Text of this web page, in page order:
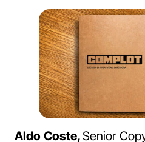
Aldo Coste,Senior